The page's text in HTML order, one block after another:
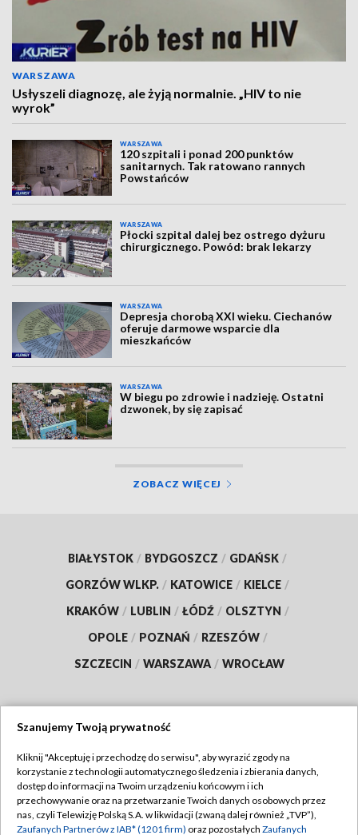
WARSZAWA
Usłyszeli diagnozę, ale żyją normalnie. „HIV to nie
wyrok”
WARSZAWA
120 szpitali i ponad 200 punktów
sanitarnych. Tak ratowano rannych
Powstańców
WARSZAWA
Płocki szpital dalej bez ostrego dyżuru
chirurgicznego. Powód: brak lekarzy
WARSZAWA
Depresja chorobą XXI wieku. Ciechanów
oferuje darmowe wsparcie dla
mieszkańców
WARSZAWA
W biegu po zdrowie i nadzieję. Ostatni
dzwonek, by się zapisać
ZOBACZ WIĘCEJ
BIAŁYSTOK / BYDGOSZCZ / GDAŃSK /
GORZÓW WLKP. / KATOWICE / KIELCE /
KRAKÓW / LUBLIN / ŁÓDŹ / OLSZTYN /
OPOLE / POZNAŃ / RZESZÓW /
SZCZECIN / WARSZAWA / WROCŁAW
TVP
Abonament TVP
Emisja w TVP
Regulamin TVP
Polityka prywatności
Szanujemy Twoją prywatność
Kliknij "Akceptuję i przechodzę do serwisu", aby wyrazić zgody na
korzystanie z technologii automatycznego śledzenia i zbierania danych,
dostęp do informacji na Twoim urządzeniu końcowym i ich
przechowywanie oraz na przetwarzanie Twoich danych osobowych przez
nas, czyli Telewizję Polską S.A. w likwidacji (zwaną dalej również „TVP”),
Zaufanych Partnerów z IAB* (1201 firm) oraz pozostałych Zaufanych